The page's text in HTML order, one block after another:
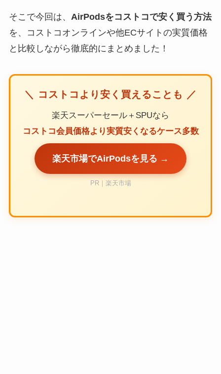
そこで今回は、 AirPodsをコストコで安く買う方法
を、コストコオンラインや他ECサイトの実質価格
と比較しながら徹底的にまとめました！
＼ コストコより安く買えることも ／
楽天スーパーセール＋SPUなら
コストコ会員価格より実質安くなるケース多数
楽天市場でAirPodsを見る →
PR｜楽天市場